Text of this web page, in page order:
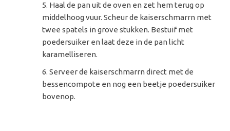
Haal de pan uit de oven en zet hem terug op
middelhoog vuur. Scheur de kaiserschmarrn met
twee spatels in grove stukken. Bestuif met
poedersuiker en laat deze in de pan licht
karamelliseren.
Serveer de kaiserschmarrn direct met de
bessencompote en nog een beetje poedersuiker
bovenop.